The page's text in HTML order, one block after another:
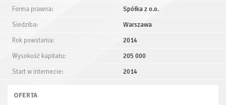
Forma prawna:
Spółka z o.o.
Siedziba:
Warszawa
Rok powstania:
2014
Wysokość kapitału:
205 000
Start w internecie:
2014
OFERTA